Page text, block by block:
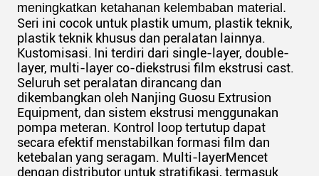
meningkatkan ketahanan kelembaban material.
Seri ini cocok untuk plastik umum, plastik teknik,
plastik teknik khusus dan peralatan lainnya.
Kustomisasi. Ini terdiri dari single-layer, double-
layer, multi-layer co-diekstrusi film ekstrusi cast.
Seluruh set peralatan dirancang dan
dikembangkan oleh Nanjing Guosu Extrusion
Equipment, dan sistem ekstrusi menggunakan
pompa meteran. Kontrol loop tertutup dapat
secara efektif menstabilkan formasi film dan
ketebalan yang seragam. Multi-layerMencet
dengan distributor untuk stratifikasi, termasuk